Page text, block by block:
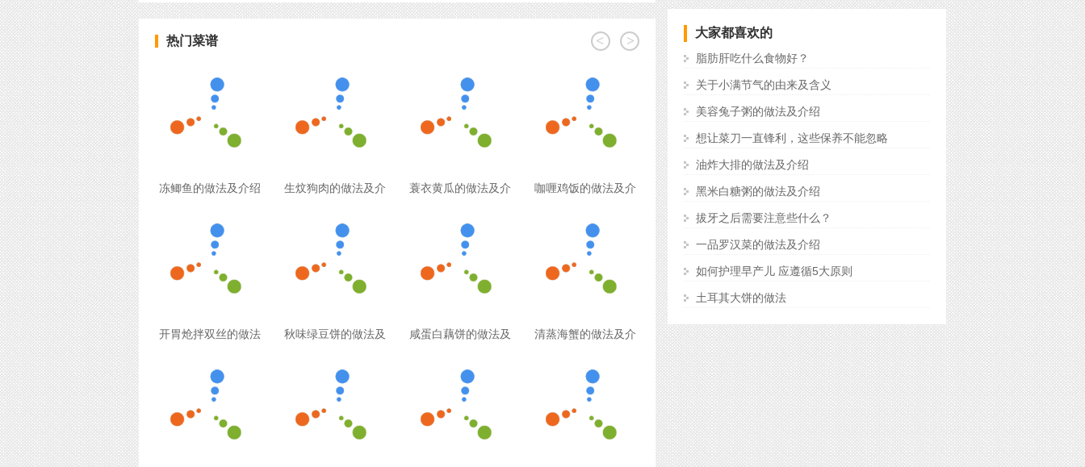
< >
热门菜谱
冻鲫鱼的做法及介绍 生炆狗肉的做法及介 蓑衣黄瓜的做法及介 咖喱鸡饭的做法及介
开胃炝拌双丝的做法 秋味绿豆饼的做法及 咸蛋白藕饼的做法及 清蒸海蟹的做法及介
大家都喜欢的
脂肪肝吃什么食物好？
关于小满节气的由来及含义
美容兔子粥的做法及介绍
想让菜刀一直锋利，这些保养不能忽略
油炸大排的做法及介绍
黑米白糖粥的做法及介绍
拔牙之后需要注意些什么？
一品罗汉菜的做法及介绍
如何护理早产儿 应遵循5大原则
土耳其大饼的做法